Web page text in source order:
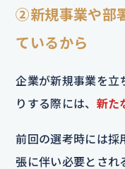
②新規事業や部
ているから
企業が新規事業を立
りする際には、 新た
前回の選考時には採
張に伴い必要とされ